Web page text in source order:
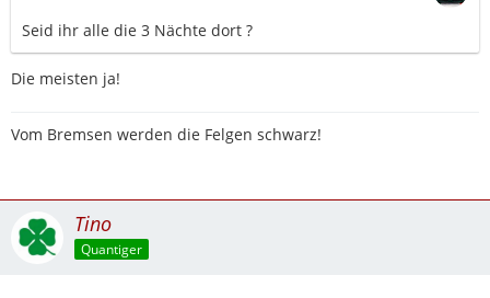
Seid ihr alle die 3 Nächte dort ?
Die meisten ja!
Vom Bremsen werden die Felgen schwarz!
Tino
Quantiger